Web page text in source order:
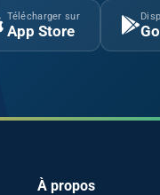
Télécharger sur
App Store
À propos